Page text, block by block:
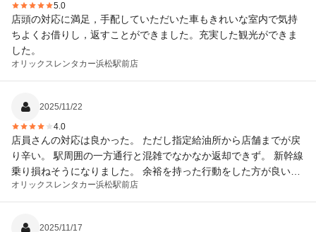
5.0
店頭の対応に満足，手配していただいた車もきれいな室内で気持
ちよくお借りし，返すことができました。充実した観光ができま
した。
オリックスレンタカー浜松駅前店
2025/11/22
4.0
店員さんの対応は良かった。 ただし指定給油所から店舗までが戻
り辛い。 駅周囲の一方通行と混雑でなかなか返却できず。 新幹線
乗り損ねそうになりました。 余裕を持った行動をした方が良いで
す。
オリックスレンタカー浜松駅前店
2025/11/17